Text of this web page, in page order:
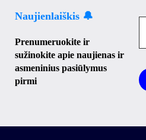
Naujienlaiškis 🔔
Prenumeruokite ir
sužinokite apie naujienas ir
asmeninius pasiūlymus
pirmi